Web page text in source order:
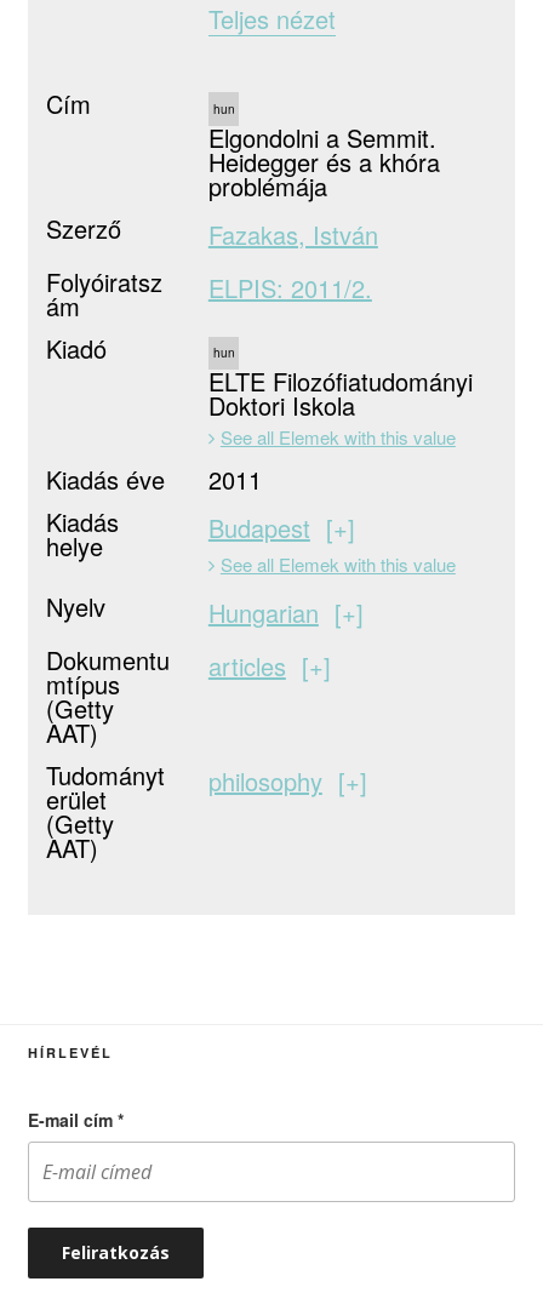
Teljes nézet
Cím hun
Elgondolni a Semmit.
Heidegger és a khóra
problémája
Szerző
Fazakas, István
Folyóiratsz
ám
ELPIS: 2011/2.
Kiadó
hun
ELTE Filozófiatudományi
Doktori Iskola
See all Elemek with this value
Kiadás éve
2011
Kiadás
helye
Budapest
See all Elemek with this value
+
Nyelv Hungarian
+
Dokumentu
mtípus
(Getty
AAT)
articles +
Tudományt
erület
(Getty
AAT)
philosophy +
HÍRLEVÉL
E-mail cím *